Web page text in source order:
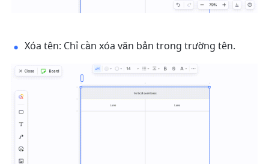
Xóa tên: Chỉ cần xóa văn bản trong trường tên.